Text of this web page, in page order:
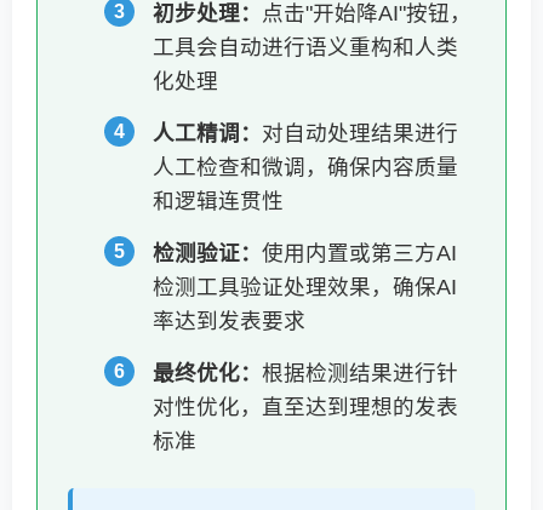
初步处理： 点击"开始降AI"按钮，
工具会自动进行语义重构和人类
化处理
人工精调： 对自动处理结果进行
人工检查和微调，确保内容质量
和逻辑连贯性
检测验证： 使用内置或第三方AI
检测工具验证处理效果，确保AI
率达到发表要求
最终优化： 根据检测结果进行针
对性优化，直至达到理想的发表
标准